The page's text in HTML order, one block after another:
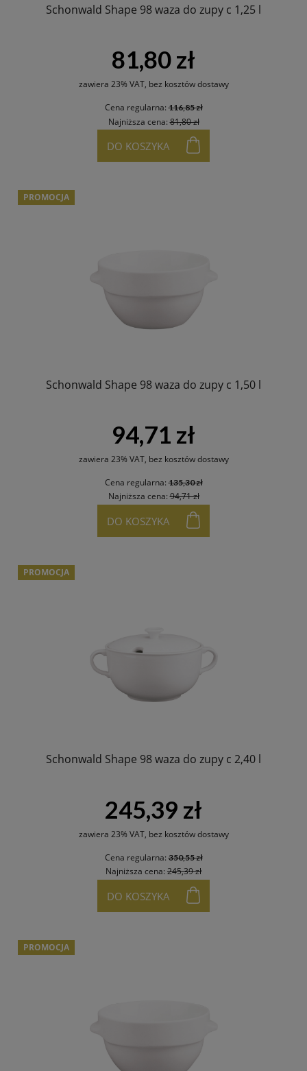
Schonwald Shape 98 waza do zupy c 1,25 l
81,80 zł
zawiera 23% VAT, bez kosztów dostawy
Cena regularna:116,85 zł
Najniższa cena:81,80 zł
DO KOSZYKA
Schonwald Shape 98 waza do zupy c 1,50 l
94,71 zł
zawiera 23% VAT, bez kosztów dostawy
Cena regularna:135,30 zł
Najniższa cena:94,71 zł
DO KOSZYKA
PROMOCJA
Schonwald Shape 98 waza do zupy c 2,40 l
245,39 zł
zawiera 23% VAT, bez kosztów dostawy
Cena regularna:350,55 zł
Najniższa cena: 245,39 zł
DO KOSZYKA
PROMOCJA
PROMOCJA